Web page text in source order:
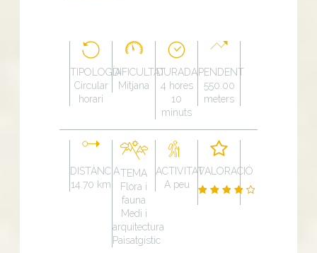
TIPOLOGÍA
Circular
horari
DIFICULTAT
Mitjana
DURADA
4 hores
10
minuts
PENDENT
550.00
meters
DISTÀNCIA
14.70 km
TEMA
Flora i
fauna
Medi i
arquitectura
Paisatgístic
ACTIVITAT
A peu
VALORACIÓ